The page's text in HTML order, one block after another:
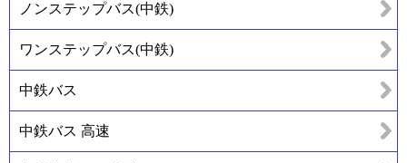
ノンステップバス(中鉄)
ワンステップバス(中鉄)
中鉄バス
中鉄バス 高速